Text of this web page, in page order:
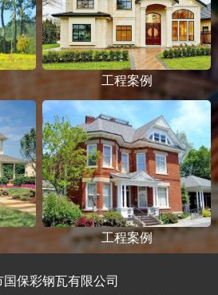
工程案例
工程案例
国保彩钢瓦有限公司